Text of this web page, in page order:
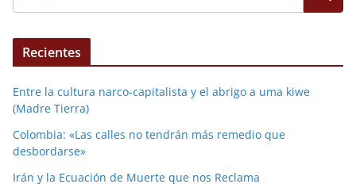
Recientes
Entre la cultura narco-capitalista y el abrigo a uma kiwe
(Madre Tierra)
Colombia: «Las calles no tendrán más remedio que
desbordarse»
Irán y la Ecuación de Muerte que nos Reclama